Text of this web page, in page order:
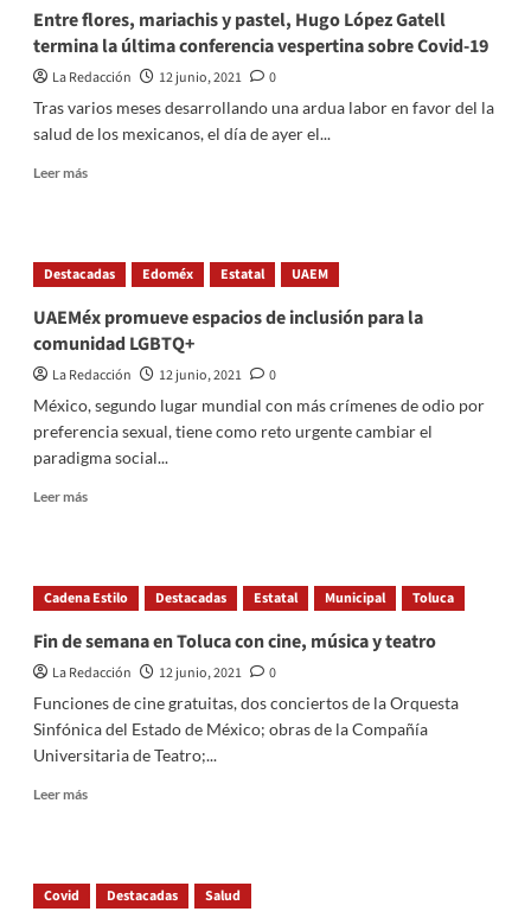
desploma
jugador
de
selección
de
Entre flores, mariachis y pastel, Hugo López Gatell
termina la última conferencia vespertina sobre Covid-19
La Redacción 12 junio, 2021
0
Tras varios meses desarrollando una ardua labor en favor del la
salud de los mexicanos, el día de ayer el...
Leer másRead
flores,
mariachis
pastel,
Hugo
López
termina
la
última
vespertina
Destacadas Edoméx Estatal UAEM
UAEMéx promueve espacios de inclusión para la
comunidad LGBTQ+
La Redacción 12 junio, 2021
0
México, segundo lugar mundial con más crímenes de odio por
preferencia sexual, tiene como reto urgente cambiar el
paradigma social...
Leer másRead
promueve
espacios
inclusión
para
LGBTQ+
Cadena Estilo Destacadas Estatal Municipal Toluca
Fin de semana en Toluca con cine, música y teatro
La Redacción 12 junio, 2021
0
Funciones de cine gratuitas, dos conciertos de la Orquesta
Sinfónica del Estado de México; obras de la Compañía
Universitaria de Teatro;...
Leer másRead
de
semana
Covid Destacadas Salud